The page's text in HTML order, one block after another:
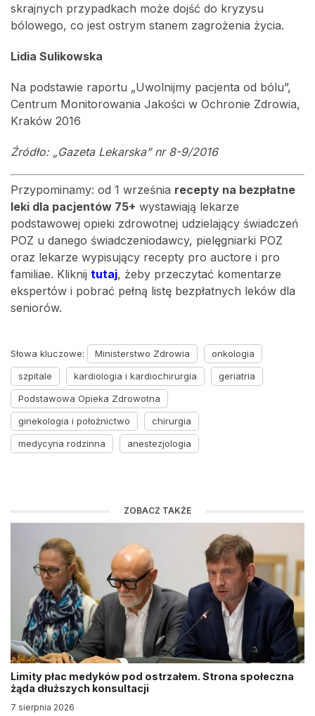
skrajnych przypadkach może dojść do kryzysu
bólowego, co jest ostrym stanem zagrożenia życia.
Lidia Sulikowska
Na podstawie raportu „Uwolnijmy pacjenta od bólu”,
Centrum Monitorowania Jakości w Ochronie Zdrowia,
Kraków 2016
Źródło: „Gazeta Lekarska” nr 8-9/2016
Przypominamy: od 1 września recepty na bezpłatne
leki dla pacjentów 75+ wystawiają lekarze
podstawowej opieki zdrowotnej udzielający świadczeń
POZ u danego świadczeniodawcy, pielęgniarki POZ
oraz lekarze wypisujący recepty pro auctore i pro
familiae. Kliknij tutaj, żeby przeczytać komentarze
ekspertów i pobrać pełną listę bezpłatnych leków dla
seniorów.
Słowa kluczowe: Ministerstwo Zdrowia
onkologia
szpitale
kardiologia i kardiochirurgia
geriatria
Podstawowa Opieka Zdrowotna
ginekologia i położnictwo
chirurgia
medycyna rodzinna
anestezjologia
ZOBACZ TAKŻE
Limity płac medyków pod ostrzałem. Strona społeczna
żąda dłuższych konsultacji
7 sierpnia 2026